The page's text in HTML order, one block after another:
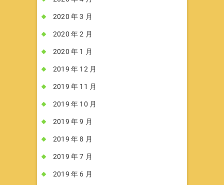
2020 年 3 月
2020 年 2 月
2020 年 1 月
2019 年 12 月
2019 年 11 月
2019 年 10 月
2019 年 9 月
2019 年 8 月
2019 年 7 月
2019 年 6 月